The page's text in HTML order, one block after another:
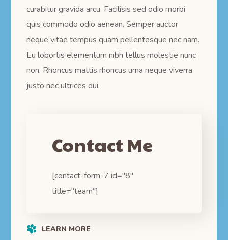
curabitur gravida arcu. Facilisis sed odio morbi
quis commodo odio aenean. Semper auctor
neque vitae tempus quam pellentesque nec nam.
Eu lobortis elementum nibh tellus molestie nunc
non. Rhoncus mattis rhoncus urna neque viverra
justo nec ultrices dui.
Contact Me
[contact-form-7 id="8"
title="team"]
LEARN MORE